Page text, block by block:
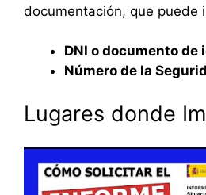
documentación, que puede
DNI o documento de
Número de la
Lugares donde